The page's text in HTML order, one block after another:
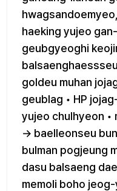
haeking yujeo
geubgyeoghi
goldeu muhan
geublag • HP
yujeo chulhyeon •
→ baelleonseu
bulman pogjeung
dasu balsaeng
memoli boho